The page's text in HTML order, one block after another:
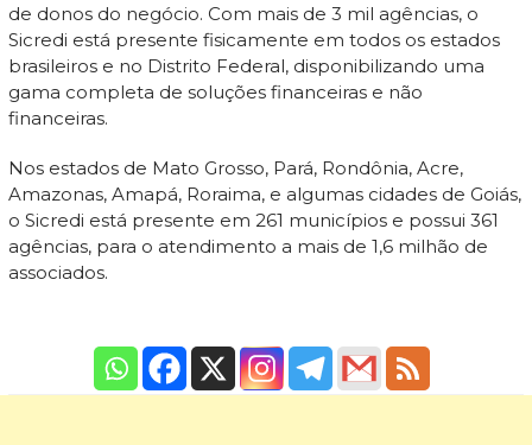
de donos do negócio. Com mais de 3 mil agências, o
Sicredi está presente fisicamente em todos os estados
brasileiros e no Distrito Federal, disponibilizando uma
gama completa de soluções financeiras e não
financeiras.
Nos estados de Mato Grosso, Pará, Rondônia, Acre,
Amazonas, Amapá, Roraima, e algumas cidades de Goiás,
o Sicredi está presente em 261 municípios e possui 361
agências, para o atendimento a mais de 1,6 milhão de
associados.